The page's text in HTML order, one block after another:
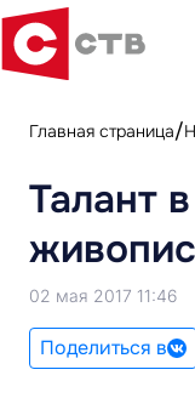
Главная страница
Талант
02 мая 2017 11:46
Поделиться в